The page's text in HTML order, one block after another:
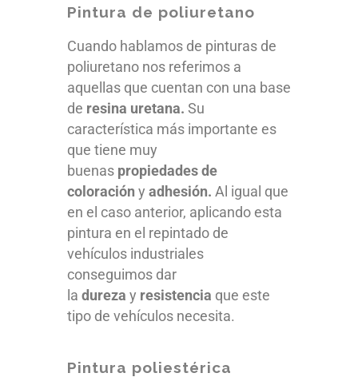
Pintura de poliuretano
Cuando hablamos de pinturas de
poliuretano nos referimos a
aquellas que cuentan con una base
de resina uretana. Su
característica más importante es
que tiene muy
buenas propiedades de
coloración y adhesión. Al igual que
en el caso anterior, aplicando esta
pintura en el repintado de
vehículos industriales
conseguimos dar
la dureza y resistencia que este
tipo de vehículos necesita.
Pintura poliestérica